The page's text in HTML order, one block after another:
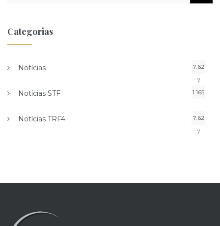
Categorias
Notícias
7.62
7
Notícias STF 1.165
Notícias TRF4
7.62
7